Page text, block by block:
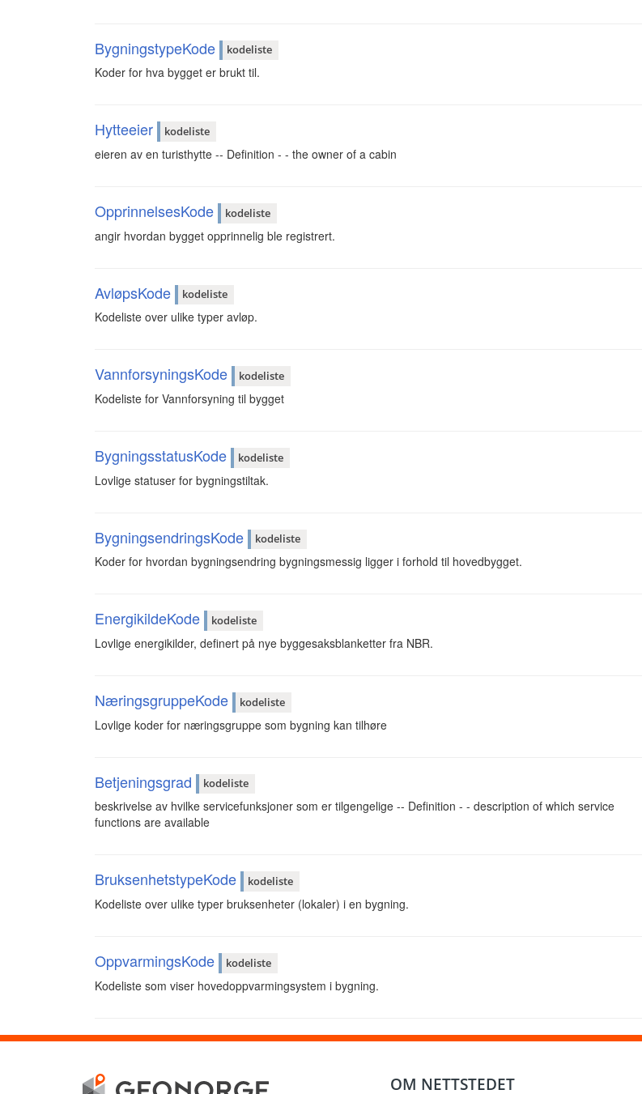
BygningstypeKode kodeliste
Koder for hva bygget er brukt til.
Hytteeier kodeliste
eieren av en turisthytte -- Definition - - the owner of a cabin
OpprinnelsesKode kodeliste
angir hvordan bygget opprinnelig ble registrert.
AvløpsKode kodeliste
Kodeliste over ulike typer avløp.
VannforsyningsKode kodeliste
Kodeliste for Vannforsyning til bygget
BygningsstatusKode kodeliste
Lovlige statuser for bygningstiltak.
BygningsendringsKode kodeliste
Koder for hvordan bygningsendring bygningsmessig ligger i forhold til hovedbygget.
EnergikildeKode kodeliste
Lovlige energikilder, definert på nye byggesaksblanketter fra NBR.
NæringsgruppeKode kodeliste
Lovlige koder for næringsgruppe som bygning kan tilhøre
Betjeningsgrad kodeliste
beskrivelse av hvilke servicefunksjoner som er tilgengelige -- Definition - - description of which service
functions are available
BruksenhetstypeKode kodeliste
Kodeliste over ulike typer bruksenheter (lokaler) i en bygning.
OppvarmingsKode kodeliste
Kodeliste som viser hovedoppvarmingsystem i bygning.